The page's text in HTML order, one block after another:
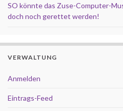
SO könnte das Zuse-Computer-
doch noch gerettet werden!
VERWALTUNG
Anmelden
Eintrags-Feed